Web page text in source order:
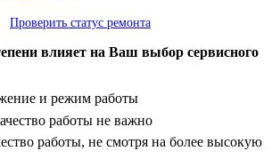
Проверить статус ремонта
влияет на Ваш выбор сервисного
и режим работы
работы не важно
работы, не смотря на более высокую